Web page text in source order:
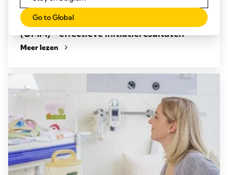
EFFECTIEVE INITIATIE
Hoeveelheid melk van de eigen moeder
(OMM) - effectieve initiatieresultaten
Meer lezen
Go to Global